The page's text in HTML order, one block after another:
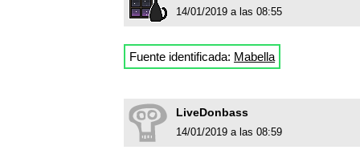
14/01/2019 a las 08:55
Fuente identificada: Mabella
LiveDonbass
14/01/2019 a las 08:59